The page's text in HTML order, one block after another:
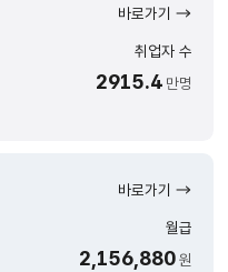
취업자 수
2915.4 만명
바로가기
월급
2,156,880원
바로가기